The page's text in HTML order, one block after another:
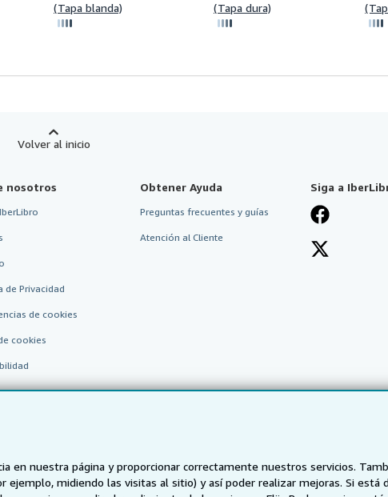
en nuestra página y proporcionar correctamente nuestros servicios.
midiendo las visitas al sitio) y así poder realizar mejoras. Si está
(Tapa blanda)
(Tapa dura)
Volver al inicio
nosotros
de Privacidad
de cookies
cookies
Obtener Ayuda
Preguntas frecuentes y guías
Atención al Cliente
Siga a